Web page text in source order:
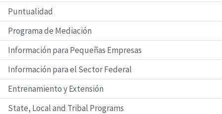
Puntualidad
Programa de Mediación
Información para Pequeñas Empresas
Información para el Sector Federal
Entrenamiento y Extensión
State, Local and Tribal Programs